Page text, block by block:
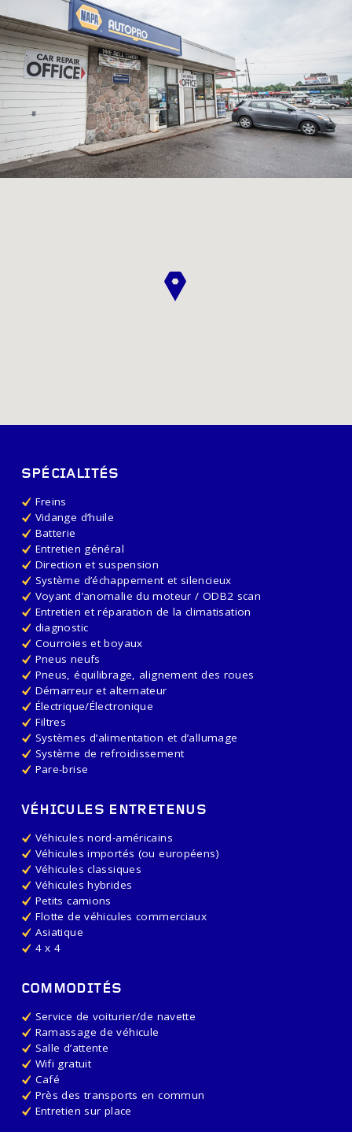
SPÉCIALITÉS
Freins
Vidange d’huile
Batterie
Entretien général
Direction et suspension
Système d’échappement et silencieux
Voyant d’anomalie du moteur / ODB2 scan
Entretien et réparation de la climatisation
diagnostic
Courroies et boyaux
Pneus neufs
Pneus, équilibrage, alignement des roues
Démarreur et alternateur
Électrique/Électronique
Filtres
Systèmes d’alimentation et d’allumage
Système de refroidissement
Pare-brise
VÉHICULES ENTRETENUS
Véhicules nord-américains
Véhicules importés (ou européens)
Véhicules classiques
Véhicules hybrides
Petits camions
Flotte de véhicules commerciaux
Asiatique
4 x 4
COMMODITÉS
Service de voiturier/de navette
Ramassage de véhicule
Salle d’attente
Wifi gratuit
Café
Près des transports en commun
Entretien sur place